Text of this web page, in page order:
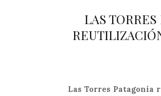
LAS
Las Torres Patagonia